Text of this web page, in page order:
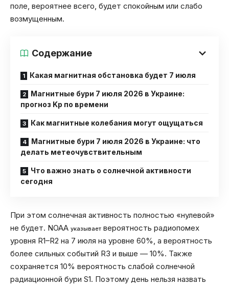
поле, вероятнее всего, будет спокойным или слабо
возмущенным.
Содержание
Какая магнитная обстановка будет 7 июля
Магнитные бури 7 июля 2026 в Украине:
прогноз Kp по времени
Как магнитные колебания могут ощущаться
Магнитные бури 7 июля 2026 в Украине: что
делать метеочувствительным
Что важно знать о солнечной активности
сегодня
При этом солнечная активность полностью «нулевой»
не будет. NOAA указывает вероятность радиопомех
уровня R1–R2 на 7 июля на уровне 60%, а вероятность
более сильных событий R3 и выше — 10%. Также
сохраняется 10% вероятность слабой солнечной
радиационной бури S1. Поэтому день нельзя назвать